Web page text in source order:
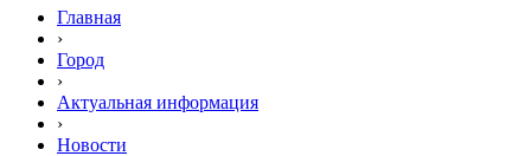
Главная
›
Город
›
Актуальная информация
›
Новости